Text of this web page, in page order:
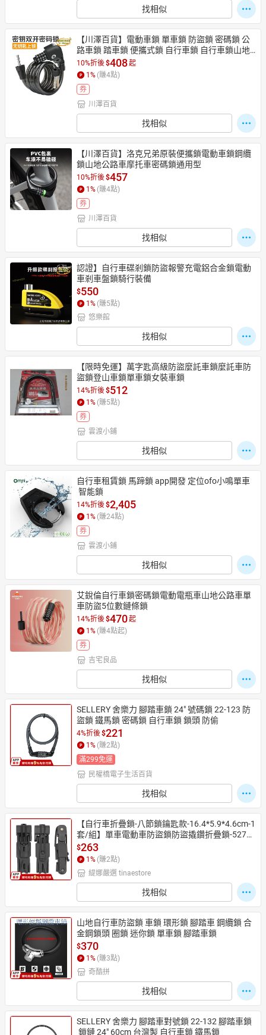
找相似
【川澤百貨】電動車鎖 單車鎖 防盜鎖 密碼鎖 公
路車鎖 踏車鎖 便攜式鎖 自行車鎖 自行車鎖山地
車防盜密碼鎖便攜鎖頭電動電
10%折後$408起
1 % (賺4點)
券
川澤百貨
找相似
【川澤百貨】洛克兄弟原裝便攜鎖電動車鎖鋼纜
鎖山地公路車摩托車密碼鎖通用型
10%折後$457
1 % (賺4點)
券
川澤百貨
找相似
認證】自行車碟剎鎖防盜報警充電鋁合金鎖電動
車剎車盤鎖騎行裝備
$550
1 % (賺5點)
悠樂館
找相似
【限時免運】萬字匙高級防盜麼託車鎖麼託車防
盜鎖登山車鎖單車鎖女裝車鎖
14%折後$512
1 % (賺5點)
券
雲渡小鋪
找相似
自行車租賃鎖 馬蹄鎖 app開發 定位ofo小鳴單車
智能鎖
14%折後$2,405
1 % (賺24點)
券
雲渡小鋪
找相似
艾銳倫自行車鎖密碼鎖電動電瓶車山地公路車單
車防盜5位數鏈條鎖
14%折後$470起
1 % (賺4點起)
券
吉宅良品
找相似
SELLERY 舍樂力 腳踏車鎖 24" 號碼鎖 22-123 防
盜鎖 鐵馬鎖 密碼鎖 自行車鎖 鎖頭 防偷
4%折後$221
1 % (賺2點)
滿299免運
民權橋電子生活百貨
找相似
【自行車折疊鎖-八節鎖鑰匙款-16.4*5.9*4.6cm-1
套/組】單車電動車防盜鎖防盜撬鑽折疊鎖-52705
1
$263
1 % (賺2點)
緹娜嚴選 tinaestore
找相似
山地自行車防盜鎖 車鎖 環形鎖 腳踏車 鋼纜鎖 合
金鋼鎖頭 圈鎖 迷你鎖 單車鎖 腳踏車鎖
$370
1 % (賺3點)
奇酷拼
找相似
SELLERY 舍樂力 腳踏車對號鎖 22-132 腳踏車鎖
鎖鏈 24" 60cm 台灣製 自行車鎖 鐵馬鎖